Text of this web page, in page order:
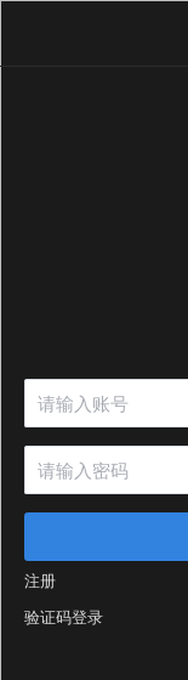
注册
验证码登录